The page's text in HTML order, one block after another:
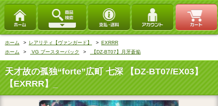
ホーム > レアリティ【ヴァンガード】 > EXRRR
ホーム
> VG ブースターパック > 【DZ-BT07】月牙蒼焔
天才故の孤独“forte”広町 七深 【DZ-BT07/EX03】
【EXRRR】_